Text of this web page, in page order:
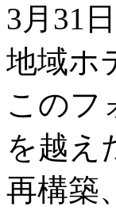
3月31
地域ホ
このフ
を越え
再構築